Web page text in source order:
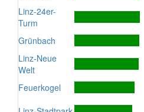
Linz-24er-
Turm
Grünbach
Linz-Neue
Welt
Feuerkogel